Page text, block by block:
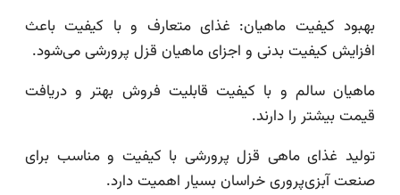
بهبود کیفیت ماهیان: غذای متعارف و با کیفیت باعث
افزایش کیفیت بدنی و اجزای ماهیان قزل پرورشی می‌شود.
ماهیان سالم و با کیفیت قابلیت فروش بهتر و دریافت
قیمت بیشتر را دارند.
تولید غذای ماهی قزل پرورشی با کیفیت و مناسب برای
صنعت آبزی‌پروری خراسان بسیار اهمیت دارد.